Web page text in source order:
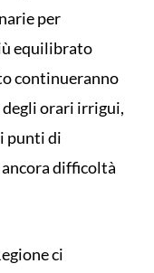
per
equilibrato
continueranno
orari irrigui,
punti di
difficoltà
ci